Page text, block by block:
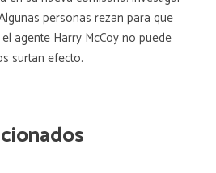
personas rezan para que
agente Harry McCoy no puede
surtan efecto.